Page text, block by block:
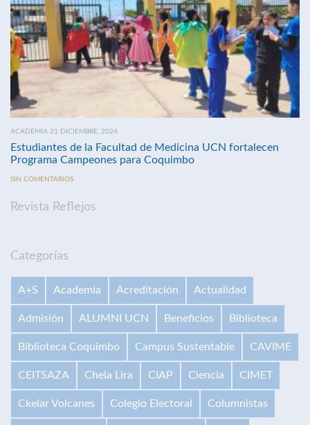
ACADEMIA 21 DICIEMBRE, 2024
Estudiantes de la Facultad de Medicina UCN fortalecen
Programa Campeones para Coquimbo
SIN COMENTARIOS
Revista Reflejos
Categorías
A+S Academia Acreditación Actualidad
Admisión ALUMNI UCN Beneficios Biblioteca
Biblioteca Coquimbo Campus Sustentable CAVIME
CEITSAZA Chela Lira CIAP Ciencia CIMET
Ckelar Volcanes Colegio Electoral Columnistas